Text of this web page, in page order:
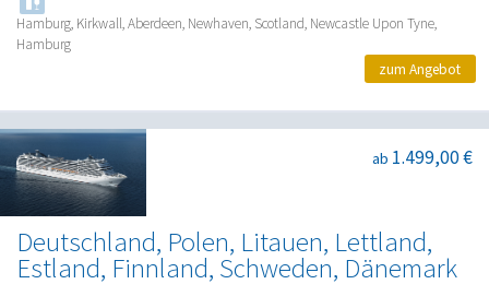
Hamburg, Kirkwall, Aberdeen, Newhaven, Scotland, Newcastle Upon Tyne,
Hamburg
zum Angebot
Deutschland, Polen, Litauen, Lettland,
Estland, Finnland, Schweden, Dänemark
ab 1.499,00 €